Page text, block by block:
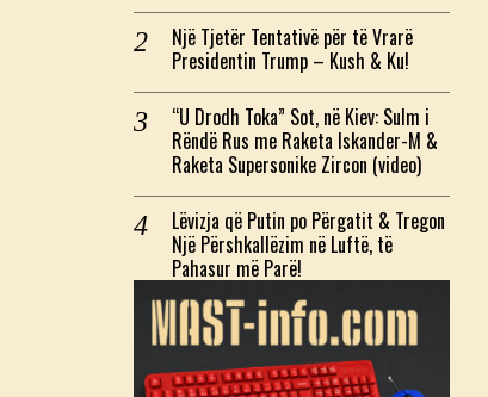
Një Tjetër Tentativë për të Vrarë
Presidentin Trump – Kush & Ku!
“U Drodh Toka” Sot, në Kiev: Sulm i
Rëndë Rus me Raketa Iskander-M &
Raketa Supersonike Zircon (video)
Lëvizja që Putin po Përgatit & Tregon
Një Përshkallëzim në Luftë, të
Pahasur më Parë!